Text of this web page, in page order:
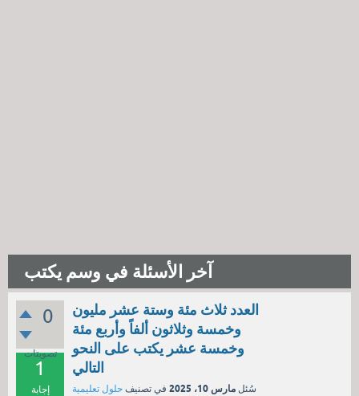
آخر الأسئلة في وسم يكتب
0
تصويتات
1
إجابة
العدد ثلاث مئة وستة عشر مليون
وخمسة وثلاثون ألفاً وأربع مئة
وخمسة عشر يكتب على النحو
التالي
سُئل مارس 10، 2025 في تصنيف حلول تعليمية